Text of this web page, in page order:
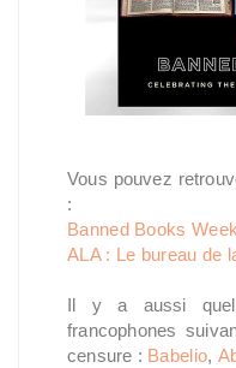
Vous pouvez
:
Banned Books
ALA : Le bureau de
Il y a aussi
francophones
censure : Babelio,